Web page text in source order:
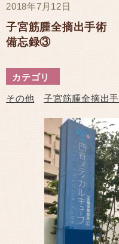
2018年7月12日
子宮筋腫全摘出手術
備忘録③
カテゴリ
その他 子宮筋腫全摘出